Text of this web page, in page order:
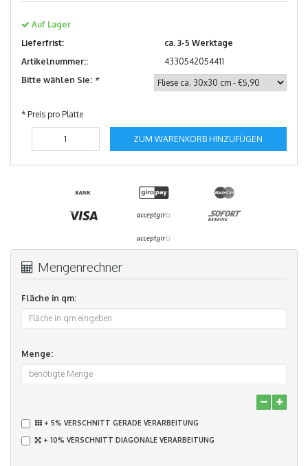
Auf Lager
Lieferfrist:
ca. 3-5 Werktage
Artikelnummer::
4330542054411
Bitte wählen Sie: *
* Preis pro Platte
ZUM WARENKORB HINZUFÜGEN
Mengenrechner
Fläche in qm:
Menge:
+ 5% VERSCHNITT GERADE VERARBEITUNG
+ 10% VERSCHNITT DIAGONALE VERARBEITUNG